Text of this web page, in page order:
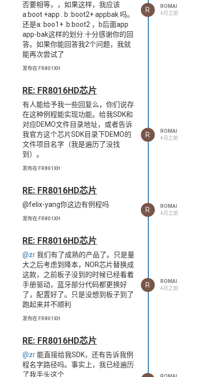
否要相等，，如果这样，我应该
a:boot +app . b :boot2+ appbak 吗。
还是a: boo1+ .b:boot2 ，b后面app
app-bak这样的划分.十分感谢你的回
答。如果你能回答我2个问题，我就
能再次尝试了
发布在 FR801XH
R
ROMAI
4月之前
RE: FR8016HD芯片
有人能给予我一些回复么，你们说存
在这种例程能实现功能。给我SDK和
对应DEMO文件目录地址，或者告诉
我官方这个芯片SDK目录下DEMO的
文件项目名字（我是遍历了没找
到）。
发布在 FR801XH
R
ROMAI
4月之前
RE: FR8016HD芯片
@felix-yang你这边有例程吗
发布在 FR801XH
R
ROMAI
4月之前
RE: FR8016HD芯片
@zr我们有了成熟的产品了。只是量
大之后考虑到降本，NOR芯片替换成
这款，之前板子没到的时候已经看着
手册驱动，蓝牙部分代码都更换好
了，配置好了。只是没想到板子到了
跑起来并不顺利
发布在 FR801XH
R
ROMAI
4月之前
RE: FR8016HD芯片
@zr 能直接给我SDK，还有告诉我例
程名字路径吗。事实上，我已经遍历
了我手头这个